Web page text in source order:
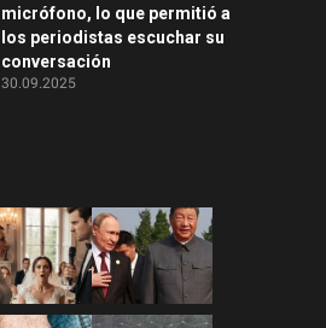
micrófono, lo que permitió a
los periodistas escuchar su
conversación
30.09.2025